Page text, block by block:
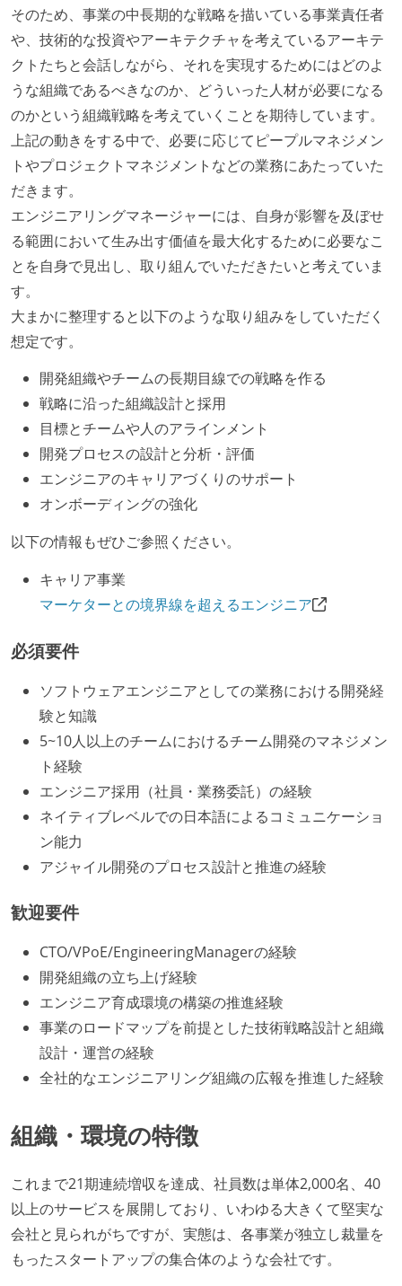
そのため、事業の中長期的な戦略を描いている事業責任者
や、技術的な投資やアーキテクチャを考えているアーキテ
クトたちと会話しながら、それを実現するためにはどのよ
うな組織であるべきなのか、どういった人材が必要になる
のかという組織戦略を考えていくことを期待しています。
上記の動きをする中で、必要に応じてピープルマネジメン
トやプロジェクトマネジメントなどの業務にあたっていた
だきます。
エンジニアリングマネージャーには、自身が影響を及ぼせ
る範囲において生み出す価値を最大化するために必要なこ
とを自身で見出し、取り組んでいただきたいと考えていま
す。
大まかに整理すると以下のような取り組みをしていただく
想定です。
開発組織やチームの長期目線での戦略を作る
戦略に沿った組織設計と採用
目標とチームや人のアラインメント
開発プロセスの設計と分析・評価
エンジニアのキャリアづくりのサポート
オンボーディングの強化
以下の情報もぜひご参照ください。
キャリア事業
マーケターとの境界線を超えるエンジニア
必須要件
ソフトウェアエンジニアとしての業務における開発経
験と知識
5~10人以上のチームにおけるチーム開発のマネジメン
ト経験
エンジニア採用（社員・業務委託）の経験
ネイティブレベルでの日本語によるコミュニケーショ
ン能力
アジャイル開発のプロセス設計と推進の経験
歓迎要件
CTO/VPoE/EngineeringManagerの経験
開発組織の立ち上げ経験
エンジニア育成環境の構築の推進経験
事業のロードマップを前提とした技術戦略設計と組織
設計・運営の経験
全社的なエンジニアリング組織の広報を推進した経験
組織・環境の特徴
これまで21期連続増収を達成、社員数は単体2,000名、40
以上のサービスを展開しており、いわゆる大きくて堅実な
会社と見られがちですが、実態は、各事業が独立し裁量を
もったスタートアップの集合体のような会社です。